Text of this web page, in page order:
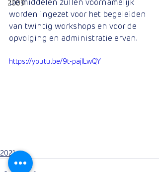
2009
De middelen zullen voornamelijk
worden ingezet voor het begeleiden
van twintig workshops en voor de
opvolging en administratie ervan.
https://youtu.be/9t-pajlLwQY
2021